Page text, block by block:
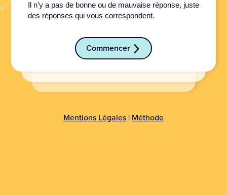
Il n’y a pas de bonne ou de mauvaise réponse, juste
des réponses qui vous correspondent.
Commencer
Mentions Légales | Méthode